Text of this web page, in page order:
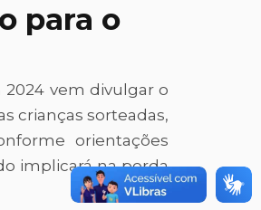
para o
2024 vem divulgar o
crianças sorteadas,
orientações
implicará na perda